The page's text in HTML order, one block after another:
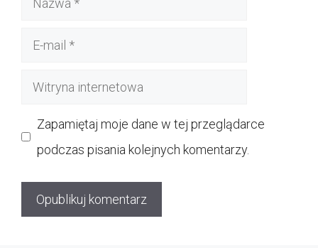
Witryna
Zapamiętaj moje dane w tej przeglądarce
podczas pisania kolejnych komentarzy.